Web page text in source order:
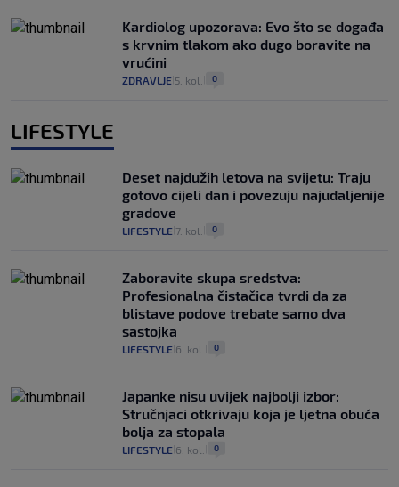
Kardiolog upozorava: Evo što se događa
s krvnim tlakom ako dugo boravite na
vrućini
ZDRAVLJE 5. kol. 0
LIFESTYLE
Deset najdužih letova na svijetu: Traju
gotovo cijeli dan i povezuju najudaljenije
gradove
LIFESTYLE 7. kol. 0
Zaboravite skupa sredstva:
Profesionalna čistačica tvrdi da za
blistave podove trebate samo dva
sastojka
LIFESTYLE 6. kol. 0
Japanke nisu uvijek najbolji izbor:
Stručnjaci otkrivaju koja je ljetna obuća
bolja za stopala
LIFESTYLE 6. kol. 0